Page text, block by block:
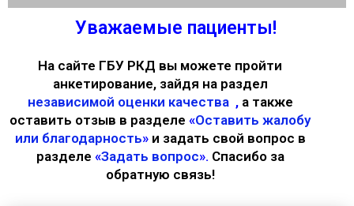
ПЕРЕЙТИ
Уважаемые пациенты!
На сайте ГБУ РКД вы можете пройти
анкетирование, зайдя на раздел
независимой оценки качества, а также
оставить отзыв в разделе «Оставить жалобу
или благодарность» и задать свой вопрос в
разделе «Задать вопрос». Спасибо за
обратную связь!